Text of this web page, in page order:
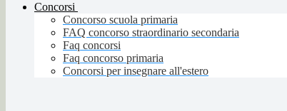
Concorsi
Concorso scuola primaria
FAQ concorso straordinario secondaria
Faq concorsi
Faq concorso primaria
Concorsi per insegnare all'estero